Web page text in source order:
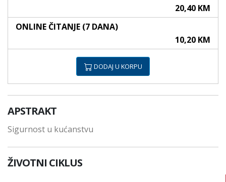
20,40 KM
ONLINE ČITANJE (7 DANA)
10,20 KM
DODAJ U KORPU
APSTRAKT
Sigurnost u kućanstvu
ŽIVOTNI CIKLUS